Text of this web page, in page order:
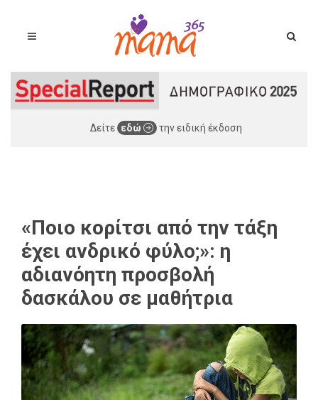
Δείτε εδώ την ειδική έκδοση
«Ποιο κορίτσι από την τάξη
έχει ανδρικό φύλο;»: η
αδιανόητη προσβολή
δασκάλου σε μαθήτρια